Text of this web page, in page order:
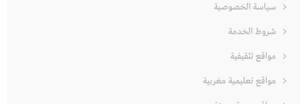
سياسة الخصوصية
شروط الخدمة
مواقع تثقيفية
مواقع تعليمية مغربية